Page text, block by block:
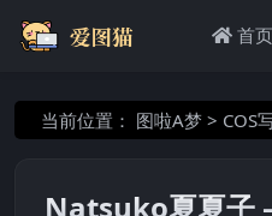
首页
当前位置： 图啦A梦 > COS
Natsuko夏夏子